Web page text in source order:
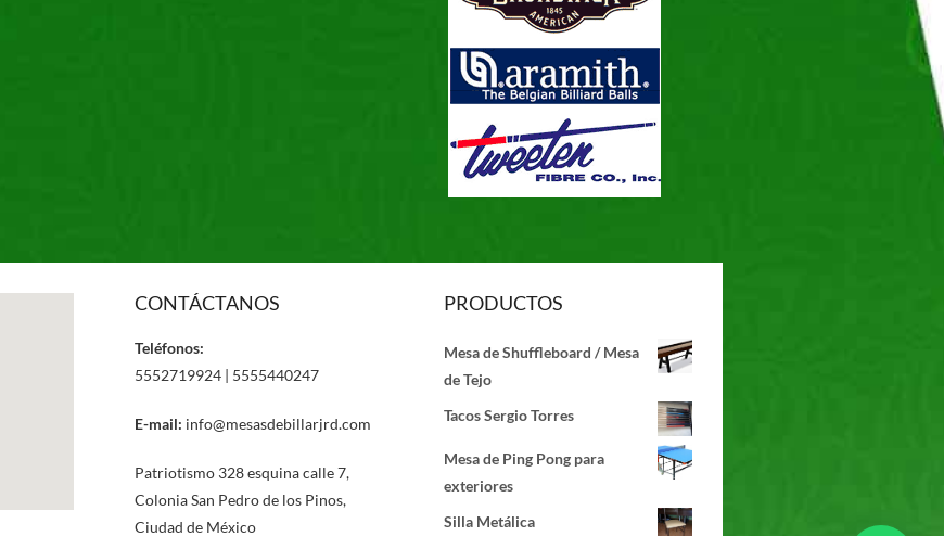
CONTÁCTANOS
Teléfonos:
5552719924 | 5555440247
E-mail: info@mesasdebillarjrd.com
Patriotismo 328 esquina calle 7,
Colonia San Pedro de los Pinos,
Ciudad de México
PRODUCTOS
Mesa de Shuffleboard / Mesa
de Tejo
Tacos Sergio Torres
Mesa de Ping Pong para
exteriores
Silla Metálica